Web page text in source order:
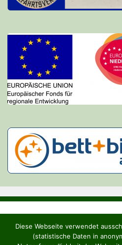
Diese Webseite verwendet
(statistische Daten in